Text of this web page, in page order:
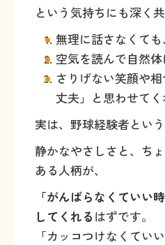
という気持ちにも深く
無理に話さなくて
空気を読んで自然
さりげない笑顔や
丈夫」と思わせてく
実は、野球経験者とい
静かなやさしさと、ち
ある人柄が、
「がんばらなくていい
してくれる はずです。
「カッコつけなくてい